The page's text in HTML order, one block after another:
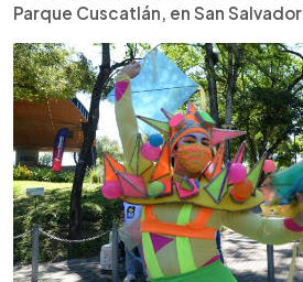
Parque Cuscatlán, en San Salvador.